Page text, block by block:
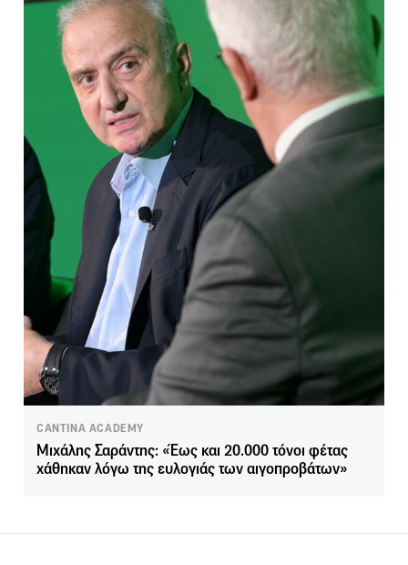
CANTINA ACADEMY
Μιχάλης Σαράντης: «Έως και 20.000 τόνοι φέτας
χάθηκαν λόγω της ευλογιάς των αιγοπροβάτων»